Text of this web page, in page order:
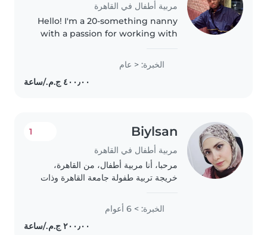
مربية أطفال في القاهرة
Hello! I'm a 20-something nanny
with a passion for working with
and caring, and I love helping
with homework and playing
games. I'm just starting..
الخبرة: < عام
Biylsan
مربية أطفال في القاهرة
1
مرحبا، أنا مربية أطفال، من القاهرة،
خريجة تربية طفولة جامعة القاهرة وذات
الخبرة: > 6 أعوام